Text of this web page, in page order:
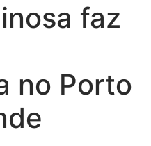
faz
no Porto